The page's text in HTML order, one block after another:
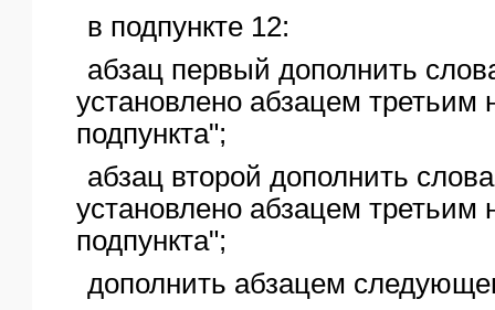
в подпункте 12:
абзац первый дополнить
установлено абзацем третьим
подпункта";
абзац второй дополнить
установлено абзацем третьим
подпункта";
дополнить абзацем